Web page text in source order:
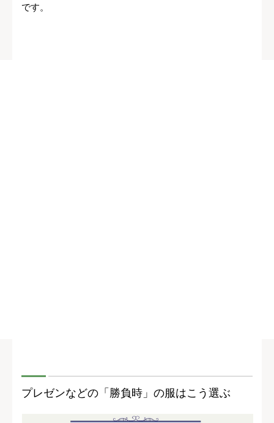
です。
プレゼンなどの「勝負時」の服はこう選ぶ